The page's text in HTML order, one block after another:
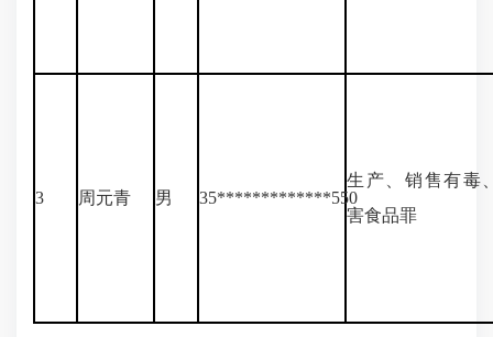
3 周元青 男 35*************550
生产、销售有毒
害食品罪